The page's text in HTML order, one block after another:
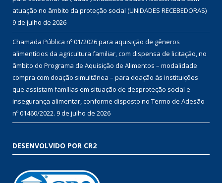
atuação no âmbito da proteção social (UNIDADES RECEBEDORAS)
9 de julho de 2026
Chamada Pública nº 01/2026 para aquisição de gêneros
alimentícios da agricultura familiar, com dispensa de licitação, no
âmbito do Programa de Aquisição de Alimentos – modalidade
compra com doação simultânea – para doação às instituições
que assistam famílias em situação de desproteção social e
insegurança alimentar, conforme disposto no Termo de Adesão
nº 01460/2022. 9 de julho de 2026
DESENVOLVIDO POR CR2